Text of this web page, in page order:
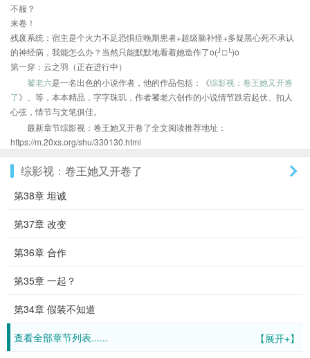
不服？
来卷！
残废系统：宿主是个火力不足恐惧症晚期患者+超级脑补怪+多疑黑心死不承认
的神经病，我能怎么办？当然只能默默地看着她造作了o(╯□╰)o
第一穿：云之羽（正在进行中）
饕老六是一名出色的小说作者，他的作品包括：《综影视：卷王她又开卷
了》、等，本本精品，字字珠玑，作者饕老六创作的小说情节跌宕起伏、扣人
心弦，情节与文笔俱佳。
最新章节综影视：卷王她又开卷了全文阅读推荐地址：
https://m.20xs.org/shu/330130.html
综影视：卷王她又开卷了
第38章 坦诚
第37章 改变
第36章 合作
第35章 一起？
第34章 假装不知道
【展开+】
查看全部章节列表......